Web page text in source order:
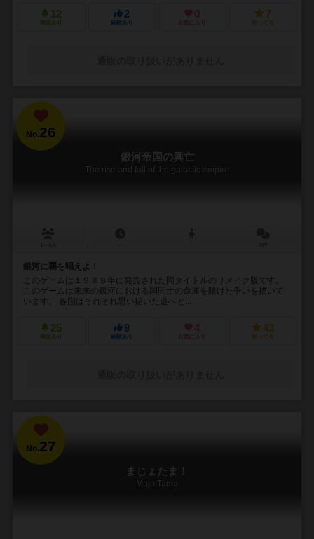
12
興味あり
2
経験あり
0
お気に入り
7
持ってる
No.26
銀河帝国の興亡
The rise and fall of the galactic empire
銀河に覇を唱えよ！
このゲームは１９８８年に発売された同タイトルのリメイク版です。
このゲームは未来の銀河における国同士の命運を賭けた争いを描いて
います。 各国はそれぞれ思い描いた道へと...
25
興味あり
9
経験あり
4
お気に入り
43
持ってる
No.27
まじょたま！
Majo Tama